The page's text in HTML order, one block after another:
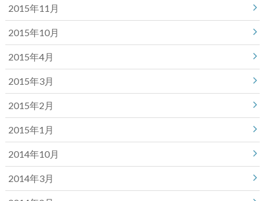
2015年11月
2015年10月
2015年4月
2015年3月
2015年2月
2015年1月
2014年10月
2014年3月